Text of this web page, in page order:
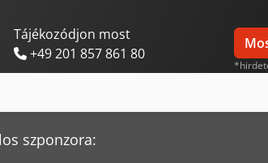
Tájékozódjon most
+49 201 857 861 80
szponzora: